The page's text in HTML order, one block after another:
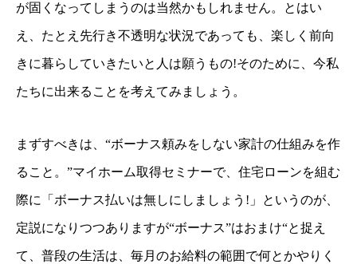
が固くなってしまうのは当然かもしれません。とはい
え、たとえ先行き不透明な状況であっても、楽しく前向
きに暮らしていきたいと人は願うもの!そのために、今私
たちに出来ることを考えてみましょう。
まずすべきは、“ボーナス頼みをしない家計の仕組みを作
ること。”マイホーム取得セミナーで、住宅ローンを組む
際に「ボーナス払いは無しにしましょう!」というのが、
定説になりつつありますが“ボーナス”はおまけ“と捉え
て、普段の生活は、毎月のお給料の範囲で何とかやりく